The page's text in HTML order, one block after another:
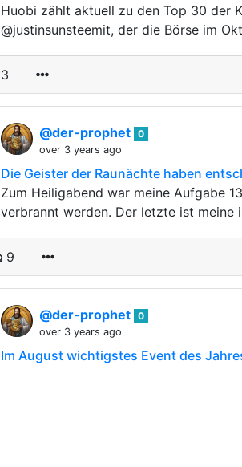
Huobi zählt aktuell zu den Top 30 der
@justinsunsteemit, der die Börse im
3
@der-prophet 0
over 3 years ago
Die Geister der Raunächte haben
Zum Heiligabend war meine Aufgabe
verbrannt werden. Der letzte ist meine
9
@der-prophet 0
over 3 years ago
Im August wichtigstes Event des